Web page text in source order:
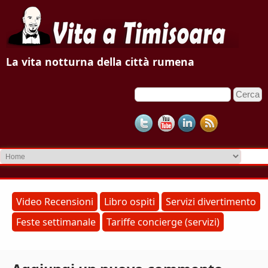
V
a
T
m
La vita notturna della città rumena
F
o
r
m
d
i
r
i
c
C
r
c
a
Video Recensioni Libro ospiti
Servizi divertimento
Feste settimanale
Tariffe concierge (servizi)